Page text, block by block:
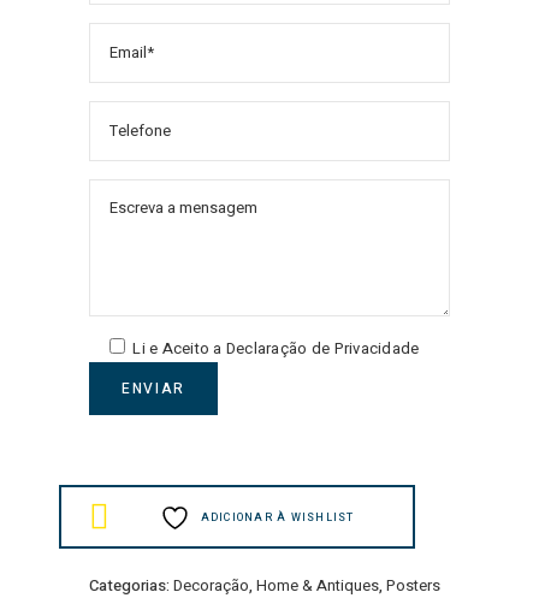
Li e Aceito a Declaração de Privacidade
ENVIAR
ADICIONAR À WISHLIST
Categorias: Decoração, Home & Antiques, Posters